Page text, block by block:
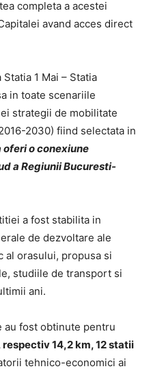
completa a acestei
avand acces direct
1 Mai – Statia
in toate scenariile
strategii de mobilitate
2030) fiind selectata in
oferi o conexiune
a Regiunii Bucuresti-
a fost stabilita in
de dezvoltare ale
orasului, propusa si
studiile de transport si
ani.
au fost obtinute pentru
14,2 km, 12 statii
tehnico-economici ai